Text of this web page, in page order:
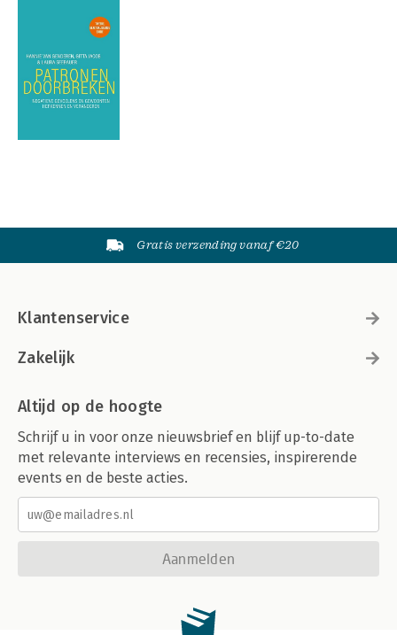
Gratis verzending vanaf €20
Klantenservice
Zakelijk
Altijd op de hoogte
Schrijf u in voor onze nieuwsbrief en blijf up-to-date
met relevante interviews en recensies, inspirerende
events en de beste acties.
Aanmelden